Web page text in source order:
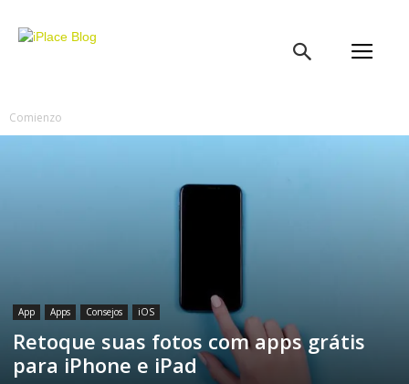
Comienzo
App Apps Consejos iOS
Retoque suas fotos com apps grátis
para iPhone e iPad